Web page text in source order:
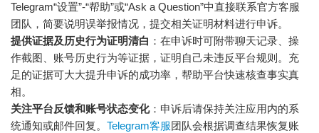
Telegram“设置”-“帮助”或“Ask a Question”中直接联系官方客服
团队，简要说明误举报情况，提交相关证明材料进行申诉。
提供证据及历史行为证明清白 ：在申诉时可附带聊天记录、操
作截图、账号历史行为等证据，证明自己未违反平台规则。充
足的证据可大大提升申诉的成功率，帮助平台快速核查事实真
相。
关注平台反馈和账号状态变化：申诉后请保持关注应用内的系
统通知或邮件回复。 Telegram客服团队会根据调查结果恢复账